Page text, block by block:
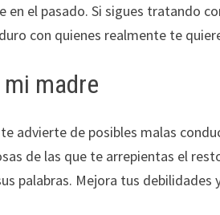
el pasado. Si sigues tratando
con quienes realmente te
madre
advierte de posibles malas
de las que te arrepientas el
palabras. Mejora tus debilidades